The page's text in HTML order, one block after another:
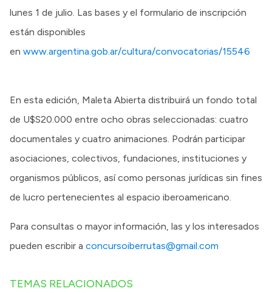
lunes 1 de julio. Las bases y el formulario de inscripción
están disponibles
en www.argentina.gob.ar/cultura/convocatorias/15546
En esta edición, Maleta Abierta distribuirá un fondo total
de U$S20.000 entre ocho obras seleccionadas: cuatro
documentales y cuatro animaciones. Podrán participar
asociaciones, colectivos, fundaciones, instituciones y
organismos públicos, así como personas jurídicas sin fines
de lucro pertenecientes al espacio iberoamericano.
Para consultas o mayor información, las y los interesados
pueden escribir a concursoiberrutas@gmail.com
TEMAS RELACIONADOS